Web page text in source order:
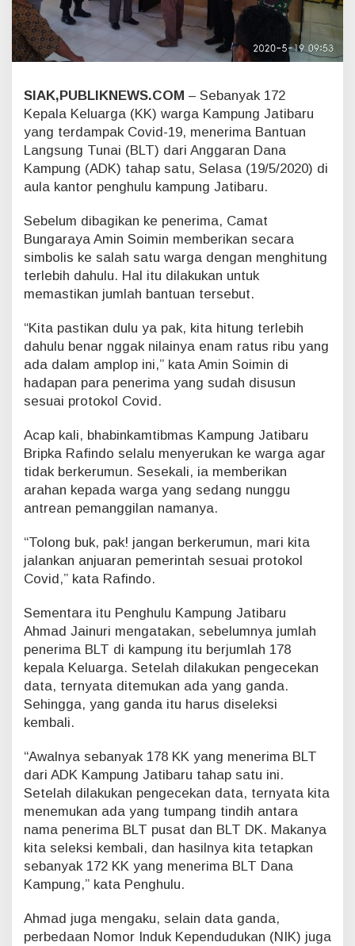
p
g
a
t
i
b
r
u
h
a
p
S
t
SIAK,PUBLIKNEWS.COM – Sebanyak 172
Kepala Keluarga (KK) warga Kampung Jatibaru
yang terdampak Covid-19, menerima Bantuan
Langsung Tunai (BLT) dari Anggaran Dana
Kampung (ADK) tahap satu, Selasa (19/5/2020) di
aula kantor penghulu kampung Jatibaru.
Sebelum dibagikan ke penerima, Camat
Bungaraya Amin Soimin memberikan secara
simbolis ke salah satu warga dengan menghitung
terlebih dahulu. Hal itu dilakukan untuk
memastikan jumlah bantuan tersebut.
“Kita pastikan dulu ya pak, kita hitung terlebih
dahulu benar nggak nilainya enam ratus ribu yang
ada dalam amplop ini,” kata Amin Soimin di
hadapan para penerima yang sudah disusun
sesuai protokol Covid.
Acap kali, bhabinkamtibmas Kampung Jatibaru
Bripka Rafindo selalu menyerukan ke warga agar
tidak berkerumun. Sesekali, ia memberikan
arahan kepada warga yang sedang nunggu
antrean pemanggilan namanya.
“Tolong buk, pak! jangan berkerumun, mari kita
jalankan anjuaran pemerintah sesuai protokol
Covid,” kata Rafindo.
Sementara itu Penghulu Kampung Jatibaru
Ahmad Jainuri mengatakan, sebelumnya jumlah
penerima BLT di kampung itu berjumlah 178
kepala Keluarga. Setelah dilakukan pengecekan
data, ternyata ditemukan ada yang ganda.
Sehingga, yang ganda itu harus diseleksi
kembali.
“Awalnya sebanyak 178 KK yang menerima BLT
dari ADK Kampung Jatibaru tahap satu ini.
Setelah dilakukan pengecekan data, ternyata kita
menemukan ada yang tumpang tindih antara
nama penerima BLT pusat dan BLT DK. Makanya
kita seleksi kembali, dan hasilnya kita tetapkan
sebanyak 172 KK yang menerima BLT Dana
Kampung,” kata Penghulu.
Ahmad juga mengaku, selain data ganda,
perbedaan Nomor Induk Kependudukan (NIK) juga